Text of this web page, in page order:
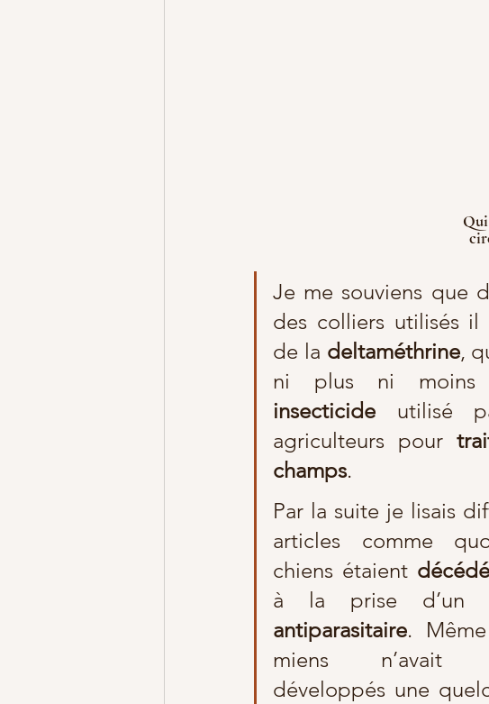
Je me souviens que
des colliers utilisés il
de la deltaméthrine,
insecticide utilisé
agriculteurs pour
champs.
Par la suite je lisais
articles comme
chiens étaient décédé
à la prise d’un
antiparasitaire.
miens n’avait
développés une